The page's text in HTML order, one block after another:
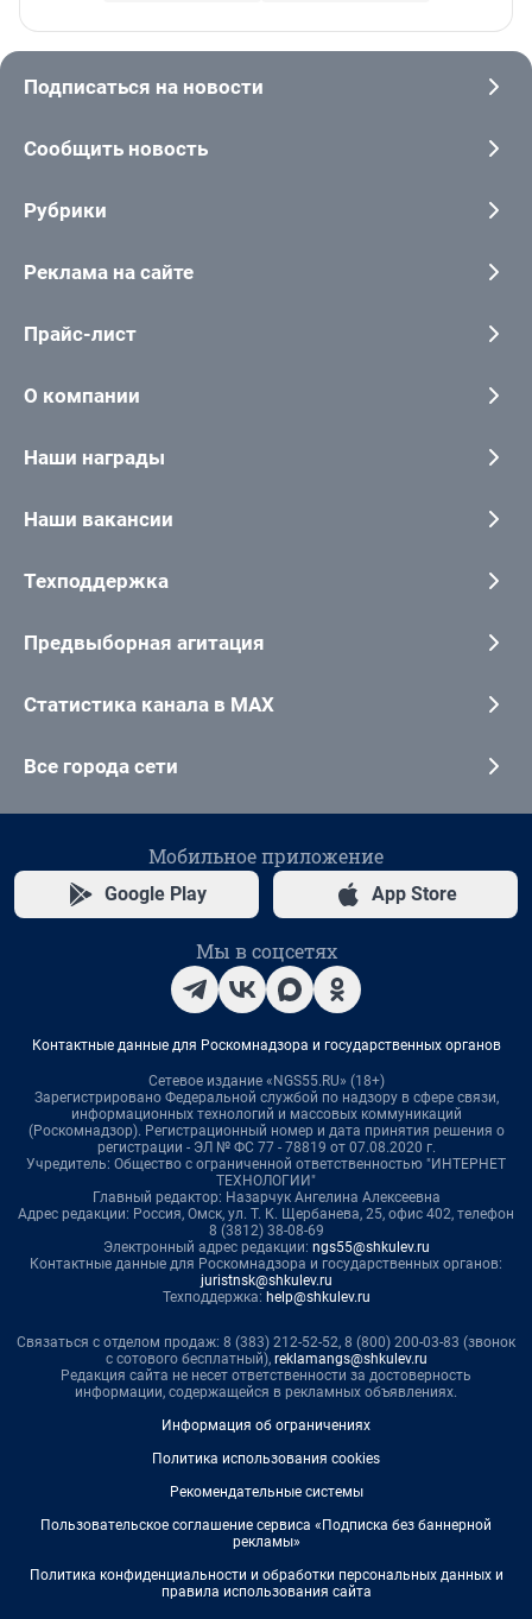
Подписаться на новости
Сообщить новость
Рубрики
Реклама на сайте
Прайс-лист
О компании
Наши награды
Наши вакансии
Техподдержка
Предвыборная агитация
Статистика канала в MAX
Все города сети
Мобильное приложение
Google Play App Store
Мы в соцсетях
Контактные данные для Роскомнадзора и государственных органов
Сетевое издание «NGS55.RU» (18+)
Зарегистрировано Федеральной службой по надзору в сфере связи,
информационных технологий и массовых коммуникаций
(Роскомнадзор). Регистрационный номер и дата принятия решения о
регистрации - ЭЛ № ФС 77 - 78819 от 07.08.2020 г.
Учредитель: Общество с ограниченной ответственностью "ИНТЕРНЕТ
ТЕХНОЛОГИИ"
Главный редактор: Назарчук Ангелина Алексеевна
Адрес редакции: Россия, Омск, ул. Т. К. Щербанева, 25, офис 402, телефон
8 (3812) 38-08-69
Электронный адрес редакции: ngs55@shkulev.ru
Контактные данные для Роскомнадзора и государственных органов:
juristnsk@shkulev.ru
Техподдержка: help@shkulev.ru
Связаться с отделом продаж: 8 (383) 212-52-52, 8 (800) 200-03-83 (звонок
с сотового бесплатный), reklamangs@shkulev.ru
Редакция сайта не несет ответственности за достоверность
информации, содержащейся в рекламных объявлениях.
Информация об ограничениях
Политика использования cookies
Рекомендательные системы
Пользовательское соглашение сервиса «Подписка без баннерной
рекламы»
Политика конфиденциальности и обработки персональных данных и
правила использования сайта